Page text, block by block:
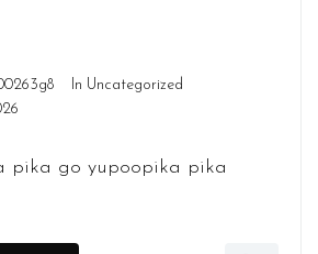
In Uncategorized
pika go yupoopika pika